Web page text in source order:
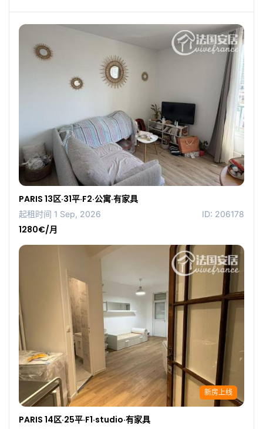
PARIS 13区·31平·F2·公寓·有家具
起租时间 1 Sep, 2026 ID: 206178
1280€/月
新房上线
PARIS 14区·25平·F1·studio·有家具